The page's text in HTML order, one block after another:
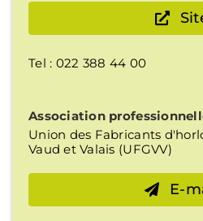
Tel : 022 388 44 00
Association
Union des Fabricants
Vaud et Valais (UFGVV)
E-